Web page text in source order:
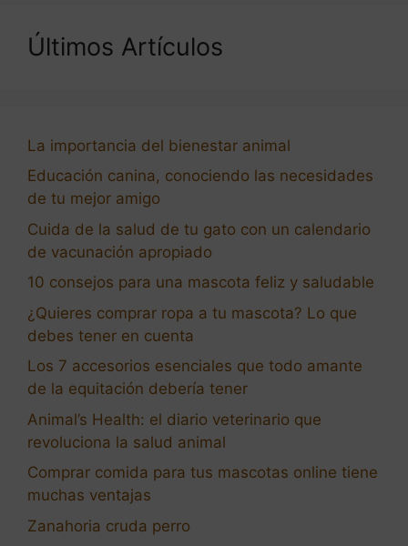
Últimos Artículos
La importancia del bienestar animal
Educación canina, conociendo las necesidades
de tu mejor amigo
Cuida de la salud de tu gato con un calendario
de vacunación apropiado
10 consejos para una mascota feliz y saludable
¿Quieres comprar ropa a tu mascota? Lo que
debes tener en cuenta
Los 7 accesorios esenciales que todo amante
de la equitación debería tener
Animal’s Health: el diario veterinario que
revoluciona la salud animal
Comprar comida para tus mascotas online tiene
muchas ventajas
Zanahoria cruda perro